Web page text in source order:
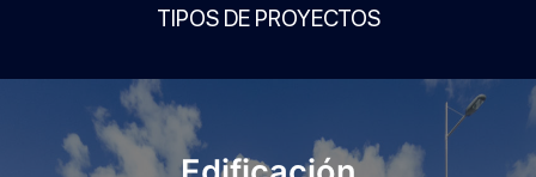
TIPOS DE PROYECTOS